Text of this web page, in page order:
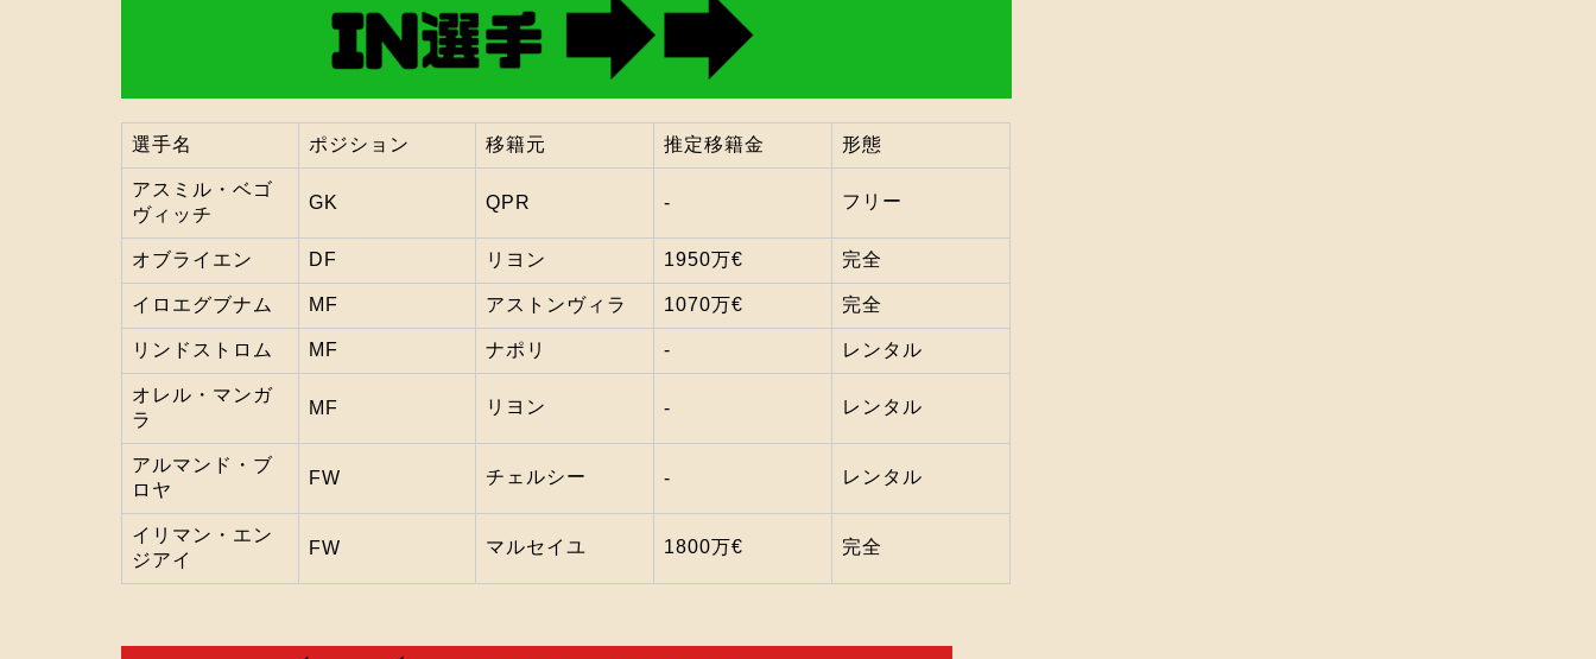
選手名 ポジション 移籍元 推定移籍金 形態
アスミル・ベゴ
ヴィッチ
GK QPR ‐ フリー
オブライエン DF リヨン 1950万€ 完全
イロエグブナム MF アストンヴィラ 1070万€ 完全
リンドストロム MF ナポリ ‐ レンタル
オレル・マンガ
ラ
MF リヨン ‐ レンタル
アルマンド・ブ
ロヤ
FW チェルシー ‐ レンタル
イリマン・エン
ジアイ
FW マルセイユ 1800万€ 完全